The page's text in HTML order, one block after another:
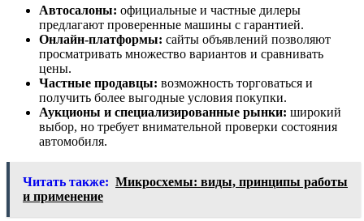
Автосалоны: официальные и частные дилеры
предлагают проверенные машины с гарантией.
Онлайн-платформы: сайты объявлений позволяют
просматривать множество вариантов и сравнивать
цены.
Частные продавцы: возможность торговаться и
получить более выгодные условия покупки.
Аукционы и специализированные рынки: широкий
выбор, но требует внимательной проверки состояния
автомобиля.
Читать также: Микросхемы: виды, принципы работы
и применение